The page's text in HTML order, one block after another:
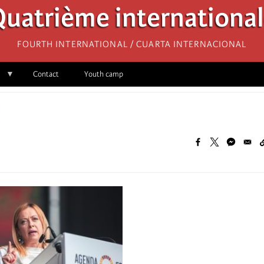
Fourth International / Cuarta Internacional
Contact Youth camp